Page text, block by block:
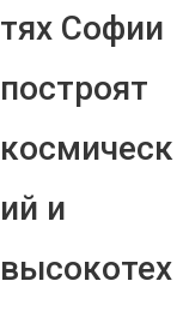
тях Софии
построят
космическ
ий и
высокотех